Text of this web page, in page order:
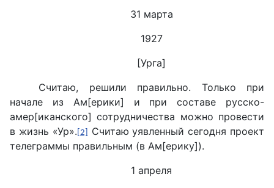
31 марта
1927
[Урга]
Считаю, решили правильно. Только при
начале из Ам[ерики] и при составе русско-
амер[иканского] сотрудничества можно провести
в жизнь «Ур». [2]
Считаю уявленный сегодня проект
телеграммы правильным (в Ам[ерику]).
1 апреля